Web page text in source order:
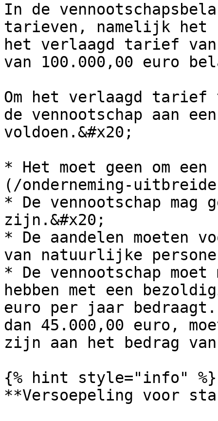
In de
tarieven, namelijk het
het verlaagd tarief
van 100.000,00 euro
Om het verlaagd tarief
de vennootschap aan
voldoen.&#x20;
* Het moet geen om
(/onderneming-
* De vennootschap mag
zijn.&#x20;
* De aandelen moeten
van natuurlijke
* De vennootschap
hebben met een
euro per jaar
dan 45.000,00 euro,
zijn aan het bedrag
{% hint style="info" %}
**Versoepeling voor